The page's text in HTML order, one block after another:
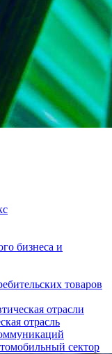
бизнеса и
товаров
отрасли
отрасль
сектор